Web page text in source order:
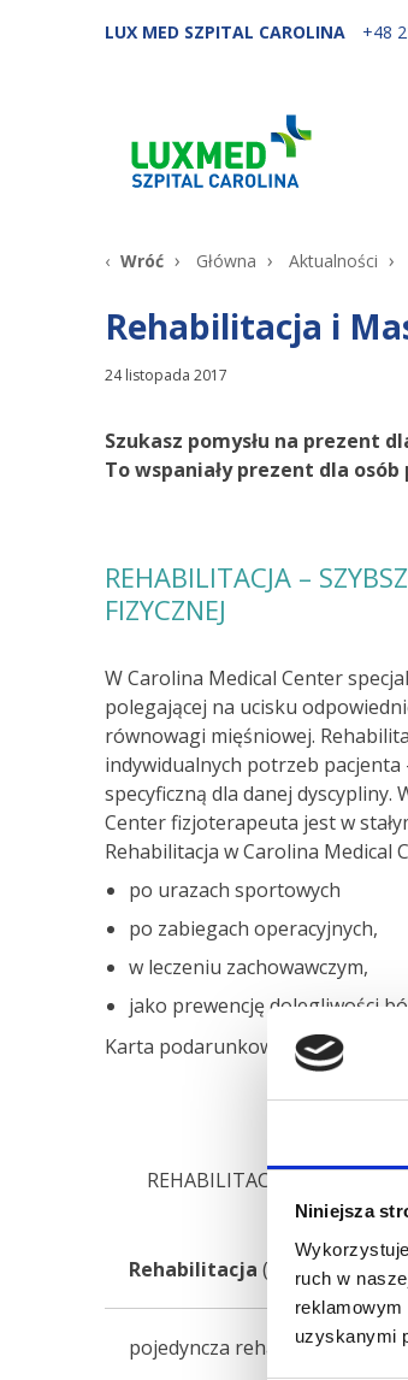
Niniejsza
ruch w
uzyskanymi
LUX MED SZPITAL CAROLINA +48
Wróć Główna Aktualności
Rehabilitacja i
24 listopada 2017
Szukasz pomysłu na prezent
To wspaniały prezent dla
REHABILITACJA –
FIZYCZNEJ
W Carolina Medical Center
polegającej na ucisku
równowagi mięśniowej.
indywidualnych potrzeb
specyficzną dla danej
Center fizjoterapeuta jest w
Rehabilitacja w Carolina Medical
po urazach sportowych
po zabiegach operacyjnych,
w leczeniu zachowawczym,
jako prewencję dolegliwości
Karta podarunkowa obejmuje
REHABILITACJA ŁĄCZONA
Rehabilitacja (60 min)
pojedyncza rehabilitacja